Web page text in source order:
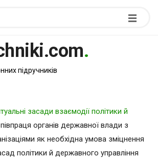
.
підручників
засади взаємодії політики й
органів державної влади з
як необхідна умова зміцнення
політики й державного управління